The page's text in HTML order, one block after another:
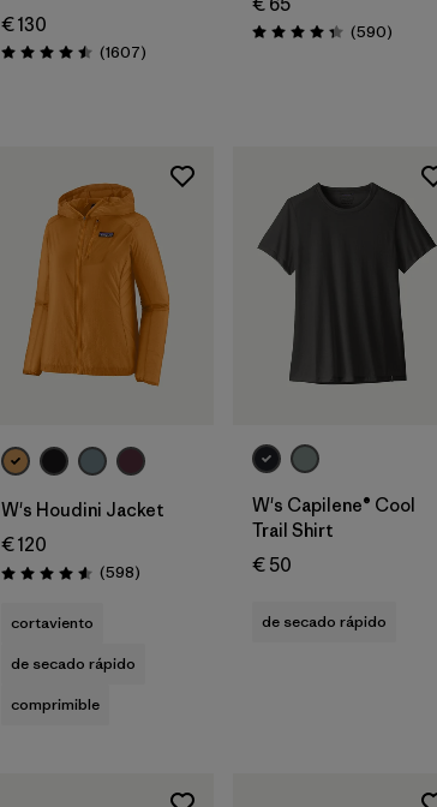
€ 130
Puntuación: 4.5 / 5
(1607Reseñas
)
Puntuación: 4.3 / 5
(590Reseñas
)
W's Houdini Jacket
€ 120
Puntuación: 4.6 / 5
(598Reseñas
)
cortaviento
de secado rápido
comprimible
W's Capilene® Cool
Trail Shirt
€ 50
de secado rápido